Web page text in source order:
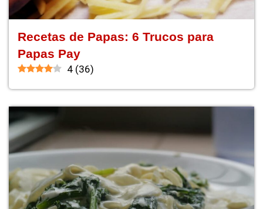
Recetas de Papas: 6 Trucos para
Papas Pay
4 (36)